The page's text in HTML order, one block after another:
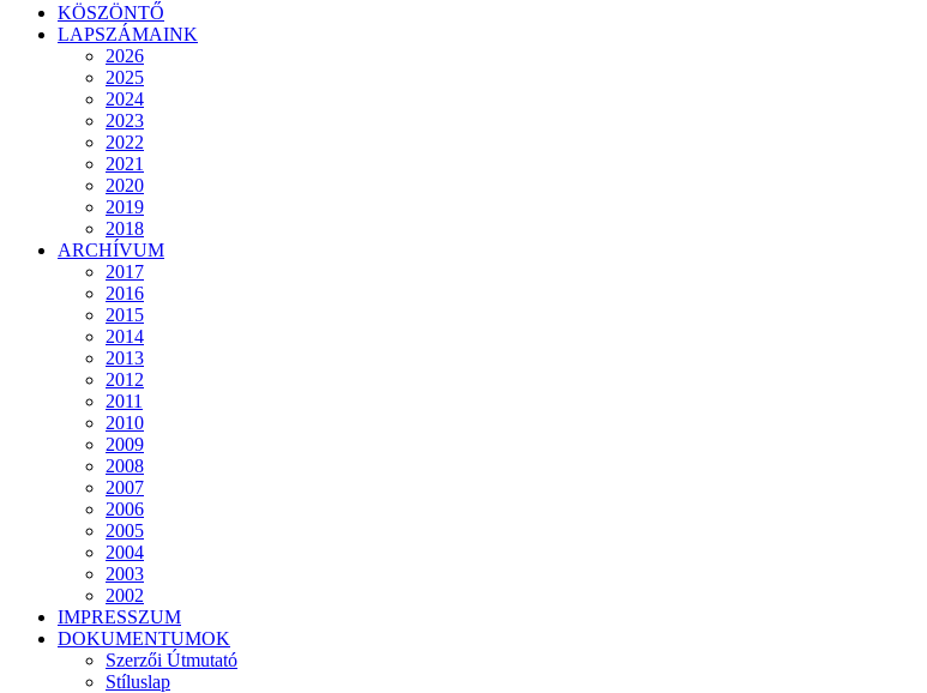
KÖSZÖNTŐ
LAPSZÁMAINK
2026
2025
2024
2023
2022
2021
2020
2019
2018
ARCHÍVUM
2017
2016
2015
2014
2013
2012
2011
2010
2009
2008
2007
2006
2005
2004
2003
2002
IMPRESSZUM
DOKUMENTUMOK
Szerzői Útmutató
Stíluslap